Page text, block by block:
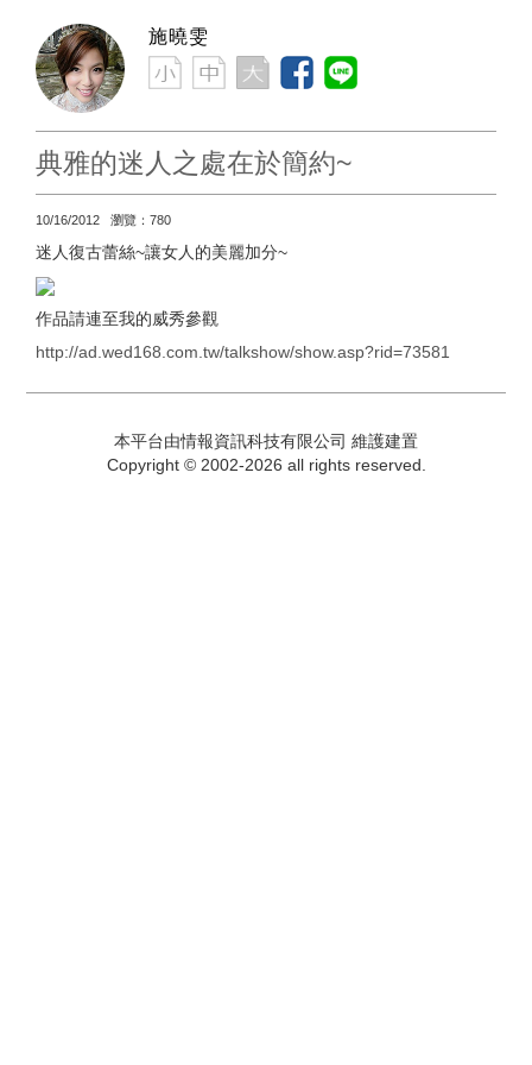
施曉雯
典雅的迷人之處在於簡約~
10/16/2012 瀏覽：780
迷人復古蕾絲~讓女人的美麗加分~
作品請連至我的威秀參觀
http://ad.wed168.com.tw/talkshow/show.asp?rid=73581
本平台由情報資訊科技有限公司 維護建置
Copyright © 2002-2026 all rights reserved.